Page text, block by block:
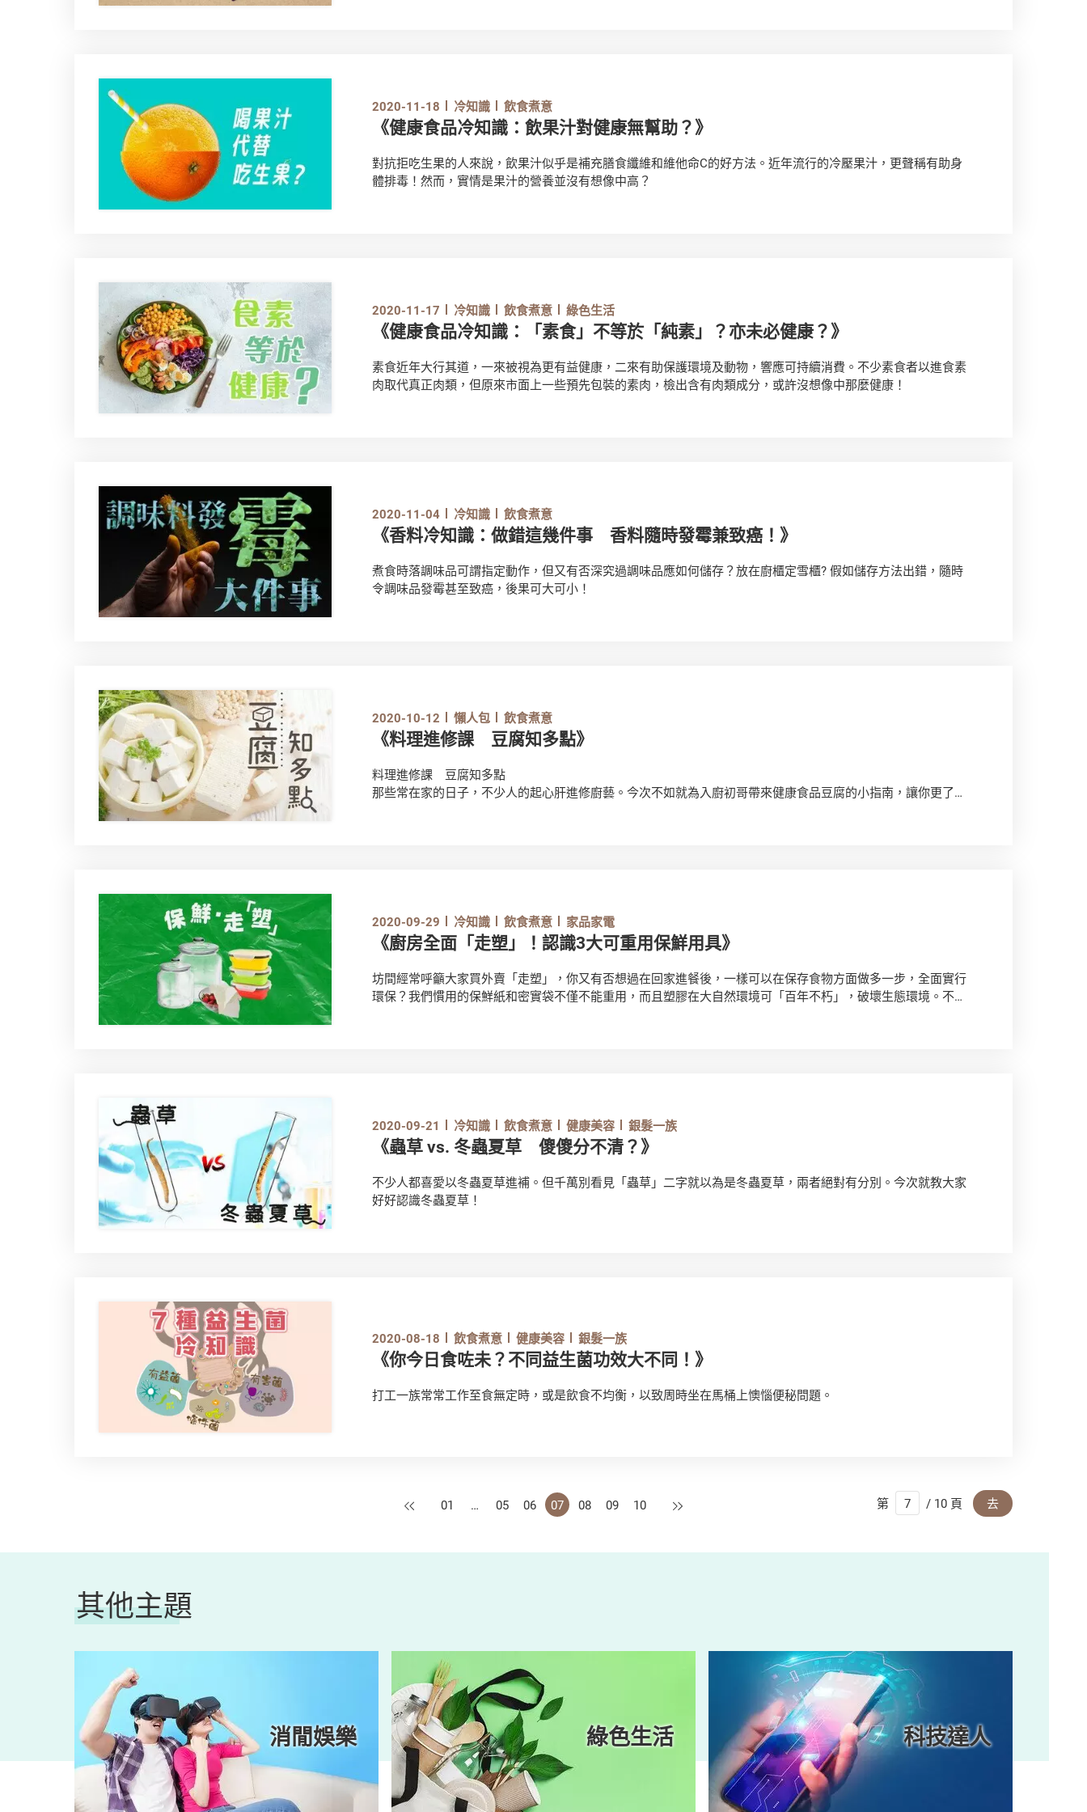
2020-11-18 冷知識 飲食煮意
《健康食品冷知識：飲果汁對健康無幫助？》
對抗拒吃生果的人來說，飲果汁似乎是補充膳食纖維和維他命C的好方法。近年流行的冷壓果汁，更聲稱有助身
體排毒！然而，實情是果汁的營養並沒有想像中高？
2020-11-17 冷知識 飲食煮意 綠色生活
《健康食品冷知識：「素食」不等於「純素」？亦未必健康？》
素食近年大行其道，一來被視為更有益健康，二來有助保護環境及動物，響應可持續消費。不少素食者以進食素
肉取代真正肉類，但原來市面上一些預先包裝的素肉，檢出含有肉類成分，或許沒想像中那麼健康！
2020-11-04 冷知識 飲食煮意
《香料冷知識：做錯這幾件事 香料隨時發霉兼致癌！》
煮食時落調味品可謂指定動作，但又有否深究過調味品應如何儲存？放在廚櫃定雪櫃? 假如儲存方法出錯，隨時
令調味品發霉甚至致癌，後果可大可小！
2020-10-12 懶人包 飲食煮意
《料理進修課 豆腐知多點》
料理進修課 豆腐知多點
那些常在家的日子，不少人的起心肝進修廚藝。今次不如就為入廚初哥帶來健康食品豆腐的小指南，讓你更了解
2020-09-29 冷知識 飲食煮意 家品家電
《廚房全面「走塑」！認識3大可重用保鮮用具》
坊間經常呼籲大家買外賣「走塑」，你又有否想過在回家進餐後，一樣可以在保存食物方面做多一步，全面實行
環保？我們慣用的保鮮紙和密實袋不僅不能重用，而且塑膠在大自然環境可「百年不朽」，破壞生態環境。不如
2020-09-21 冷知識 飲食煮意 健康美容 銀髮一族
《蟲草 vs. 冬蟲夏草 傻傻分不清？》
不少人都喜愛以冬蟲夏草進補。但千萬別看見「蟲草」二字就以為是冬蟲夏草，兩者絕對有分別。今次就教大家
好好認識冬蟲夏草！
2020-08-18 飲食煮意 健康美容 銀髮一族
《你今日食咗未？不同益生菌功效大不同！》
打工一族常常工作至食無定時，或是飲食不均衡，以致周時坐在馬桶上懊惱便秘問題。
上一頁
01 … 05 06 07 08 09 10 下一頁 第 / 10 頁 去
其他主題
消閒娛樂 綠色生活 科技達人